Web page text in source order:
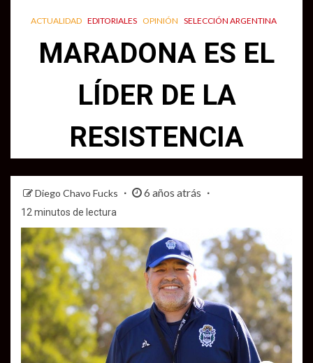
ACTUALIDAD EDITORIALES OPINIÓN SELECCIÓN ARGENTINA
MARADONA ES EL
LÍDER DE LA
RESISTENCIA
Diego Chavo Fucks 6 años atrás
12 minutos de lectura